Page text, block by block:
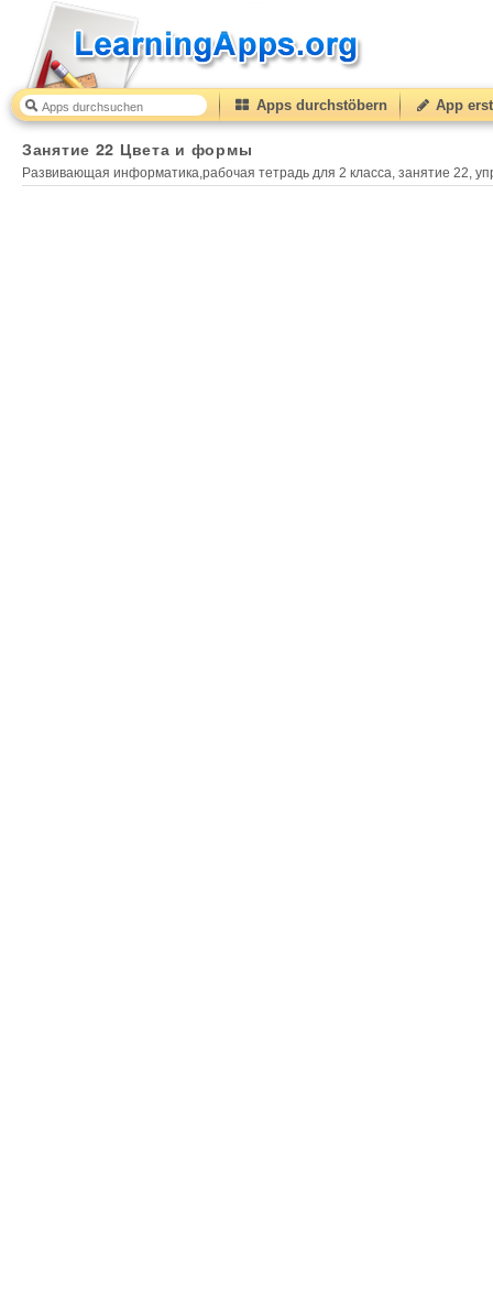
Apps durchstöbern App
Занятие 22 Цвета и формы
Развивающая информатика,рабочая тетрадь для 2 класса, занятие 22,
Занятие 22 Цвета и формы 50(from 10 to 50)